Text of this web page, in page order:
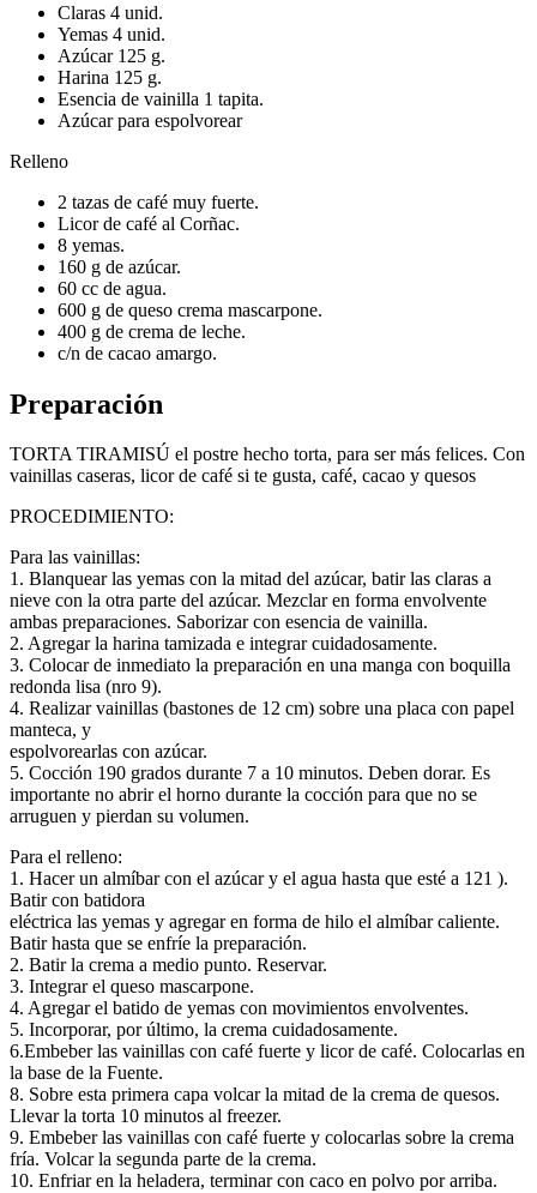
Claras 4 unid.
Yemas 4 unid.
Azúcar 125 g.
Harina 125 g.
Esencia de vainilla 1 tapita.
Azúcar para espolvorear
Relleno
2 tazas de café muy fuerte.
Licor de café al Corñac.
8 yemas.
160 g de azúcar.
60 cc de agua.
600 g de queso crema mascarpone.
400 g de crema de leche.
c/n de cacao amargo.
Preparación
TORTA TIRAMISÚ el postre hecho torta, para ser más felices. Con
vainillas caseras, licor de café si te gusta, café, cacao y quesos
PROCEDIMIENTO:
Para las vainillas:
1. Blanquear las yemas con la mitad del azúcar, batir las claras a
nieve con la otra parte del azúcar. Mezclar en forma envolvente
ambas preparaciones. Saborizar con esencia de vainilla.
2. Agregar la harina tamizada e integrar cuidadosamente.
3. Colocar de inmediato la preparación en una manga con boquilla
redonda lisa (nro 9).
4. Realizar vainillas (bastones de 12 cm) sobre una placa con papel
manteca, y
espolvorearlas con azúcar.
5. Cocción 190 grados durante 7 a 10 minutos. Deben dorar. Es
importante no abrir el horno durante la cocción para que no se
arruguen y pierdan su volumen.
Para el relleno:
1. Hacer un almíbar con el azúcar y el agua hasta que esté a 121 ).
Batir con batidora
eléctrica las yemas y agregar en forma de hilo el almíbar caliente.
Batir hasta que se enfríe la preparación.
2. Batir la crema a medio punto. Reservar.
3. Integrar el queso mascarpone.
4. Agregar el batido de yemas con movimientos envolventes.
5. Incorporar, por último, la crema cuidadosamente.
6.Embeber las vainillas con café fuerte y licor de café. Colocarlas en
la base de la Fuente.
8. Sobre esta primera capa volcar la mitad de la crema de quesos.
Llevar la torta 10 minutos al freezer.
9. Embeber las vainillas con café fuerte y colocarlas sobre la crema
fría. Volcar la segunda parte de la crema.
10. Enfriar en la heladera, terminar con caco en polvo por arriba.